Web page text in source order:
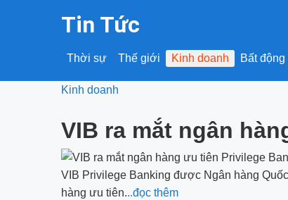
Tin Tức
Thời sự Thế giới Kinh doanh Bất động
Kinh doanh
VIB ra mắt ngân
VIB Privilege Banking được Ngân hàng
hàng ưu tiên...đọc thêm